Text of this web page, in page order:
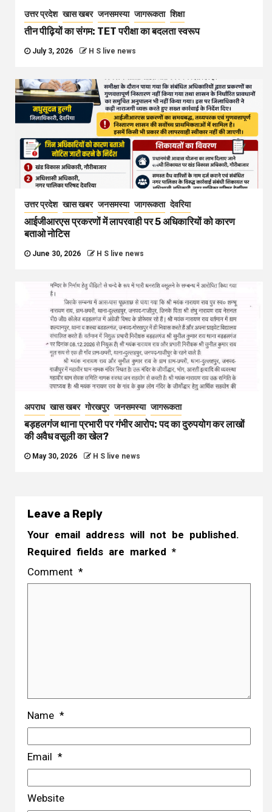
उत्तर प्रदेश खास खबर जनसमस्या जागरूकता शिक्षा
तीन पीढ़ियों का संगम: TET परीक्षा का बदलता स्वरूप
July 3, 2026 H S live news
उत्तर प्रदेश खास खबर जनसमस्या जागरूकता देवरिया
आईजीआरएस प्रकरणों में लापरवाही पर 5 अधिकारियों को कारण
बताओ नोटिस
June 30, 2026 H S live news
अपराध खास खबर गोरखपुर जनसमस्या जागरूकता
बड़हलगंज थाना प्रभारी पर गंभीर आरोप: पद का दुरुपयोग कर लाखों
की अवैध वसूली का खेल?
May 30, 2026 H S live news
Leave a Reply
Your email address will not be published.
Required fields are marked *
Comment *
Name *
Email *
Website